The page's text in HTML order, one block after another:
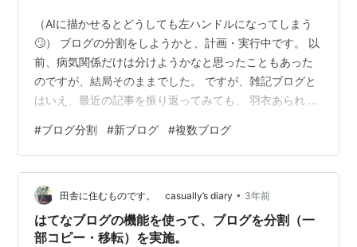
（AIに描かせるとどうしても左ハンドルになってしまう
🙄） ブログの分割をしようかと、計画・実行中です。 以
前、病気関係だけは分けようかなと思ったこともあった
のですが、結局そのままでした。 ですが、雑記ブログと
はいえ、最近の記事を振り返ってみても、 羽衣あられ →
情報 → DuckDuckGo → 「ザリガニの鳴くところ」書評
→ AMD Adrenalinグラフィックドライバー情報 と、いく
らなんでも振り幅が大きすぎるかな、と自分でも気にな
っていました。 「ザリガニの鳴くところ」の書評記事を
読んでくれた方に、その次におそらく1…
#ブログ分割 #新ブログ #複数ブログ
田舎に住むものです。 casually’s diary • 3年前
はてなブログの機能を使って、ブログを分割（一
部コピー・移転）を実施。